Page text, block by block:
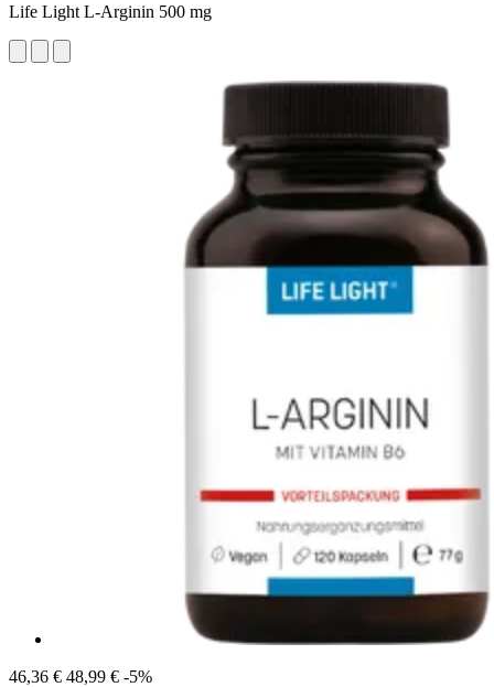
Life Light L-Arginin 500 mg
46,36 € 48,99 € -5%